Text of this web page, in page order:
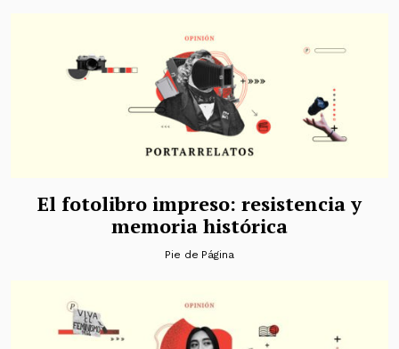
El fotolibro impreso: resistencia y
memoria histórica
Pie de Página